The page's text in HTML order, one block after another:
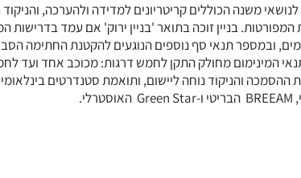
משנה הכוללים קריטריונים למדידה ולהערכה,
בניין זוכה בתואר 'בניין ירוק' אם עמד בדרישות
ובמספר תנאי סף נוספים הנוגעים להקטנת החתימה
המינימום מחולק התקן לחמש דרגות: מכוכב אחד ועד
ההסמכה והניקוד נוחה ליישום, ותואמת סטנדרטים